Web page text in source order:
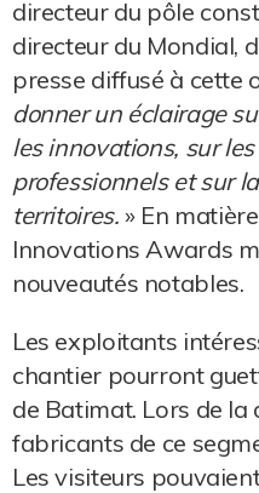
directeur du pôle
directeur du Mondial,
presse diffusé à cette
donner un éclairage
les innovations, sur
professionnels et sur
territoires. » En
Innovations Awards
nouveautés notables.
Les exploitants
chantier pourront
de Batimat. Lors de la
fabricants de ce
Les visiteurs